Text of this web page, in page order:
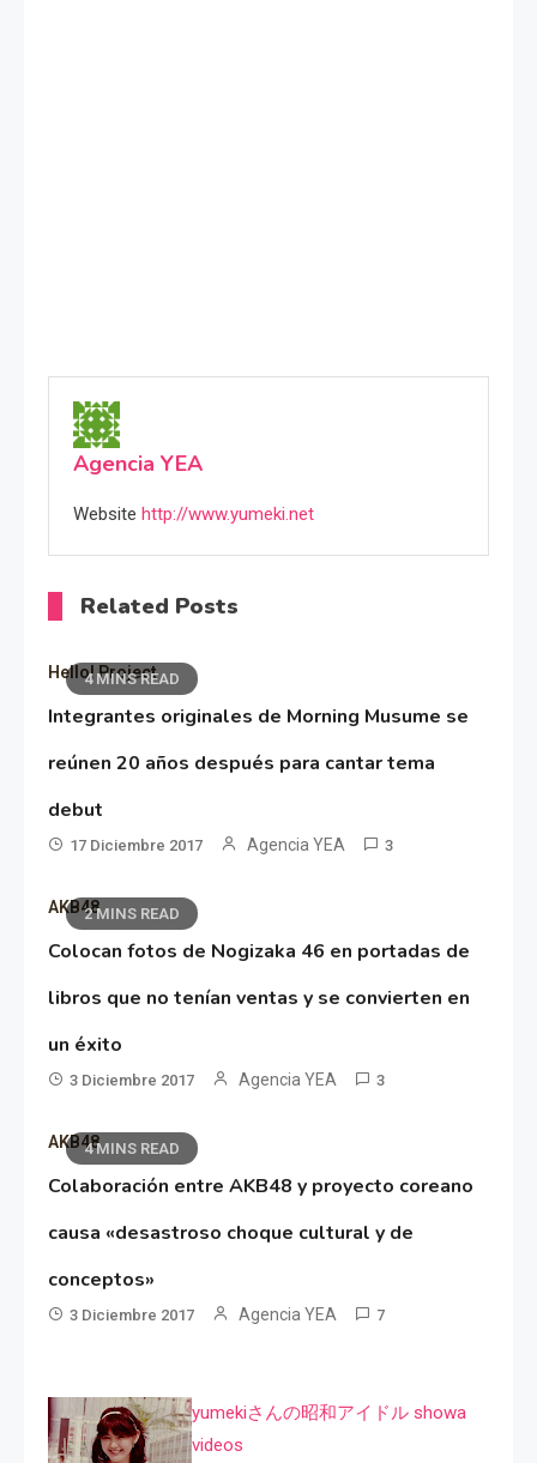
Agencia YEA
Website http://www.yumeki.net
Related Posts
4 MINS READ
Hello! Project
Integrantes originales de Morning Musume se
reúnen 20 años después para cantar tema
debut
17 Diciembre 2017 Agencia YEA 3
2 MINS READ
AKB48
Colocan fotos de Nogizaka 46 en portadas de
libros que no tenían ventas y se convierten en
un éxito
3 Diciembre 2017 Agencia YEA 3
4 MINS READ
AKB48
Colaboración entre AKB48 y proyecto coreano
causa «desastroso choque cultural y de
conceptos»
3 Diciembre 2017 Agencia YEA 7
yumekiさんの昭和アイドル showa
videos